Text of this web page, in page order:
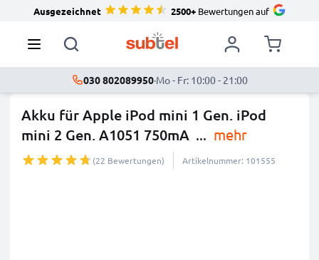
Ausgezeichnet 2500+Bewertungen auf
030 802089950·Mo - Fr: 10:00 - 21:00
Akku für Apple iPod mini 1 Gen. iPod
mini 2 Gen. A1051 750mA ... mehr
(22 Bewertungen) Artikelnummer: 101555